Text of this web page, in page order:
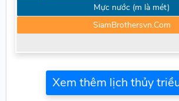
Mực nước (m là mét)
SiamBrothersvn.Com
Xem thêm lịch thủy